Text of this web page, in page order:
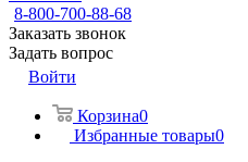
8-800-700-88-68
Заказать звонок
Задать вопрос
Войти
Корзина0
Избранные товары0